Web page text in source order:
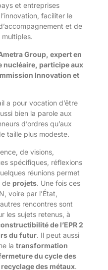
et entreprises
faciliter le
et de
multiples.
Group, expert en
nucléaire, participe aux
Innovation et
a pour vocation d’être
bien la parole aux
d’ordres qu’aux
taille plus modeste.
de visions,
spécifiques, réflexions
réunions permet
de projets. Une fois ces
voire par l’État,
rencontres sont
les sujets retenus, à
de l’EPR 2
du futur. Il peut aussi
la transformation
du cycle des
recyclage des métaux.